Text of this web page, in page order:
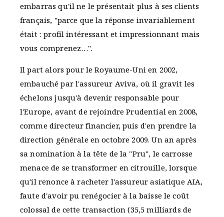
embarras qu'il ne le présentait plus à ses clients
français, "parce que la réponse invariablement
était : profil intéressant et impressionnant mais
vous comprenez…".
Il part alors pour le Royaume-Uni en 2002,
embauché par l'assureur Aviva, où il gravit les
échelons jusqu'à devenir responsable pour
l'Europe, avant de rejoindre Prudential en 2008,
comme directeur financier, puis d'en prendre la
direction générale en octobre 2009. Un an après
sa nomination à la tête de la "Pru", le carrosse
menace de se transformer en citrouille, lorsque
qu'il renonce à racheter l'assureur asiatique AIA,
faute d'avoir pu renégocier à la baisse le coût
colossal de cette transaction (35,5 milliards de